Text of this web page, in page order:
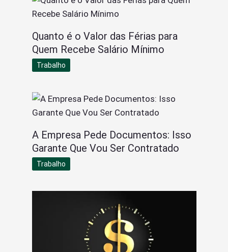
Quanto é o Valor das Férias para
Quem Recebe Salário Mínimo
Trabalho
A Empresa Pede Documentos: Isso
Garante Que Vou Ser Contratado
Trabalho